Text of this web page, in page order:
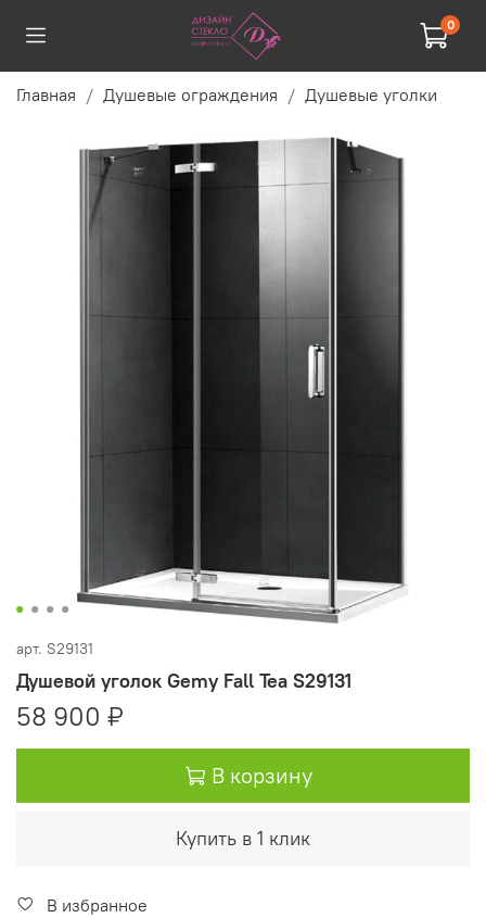
0
Главная Душевые ограждения Душевые уголки
арт. S29131
Душевой уголок Gemy Fall Tea S29131
58 900 ₽
В корзину
Купить в 1 клик
В избранное